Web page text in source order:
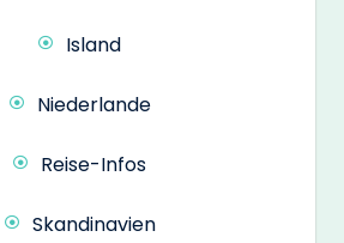
Island
Niederlande
Reise-Infos
Skandinavien